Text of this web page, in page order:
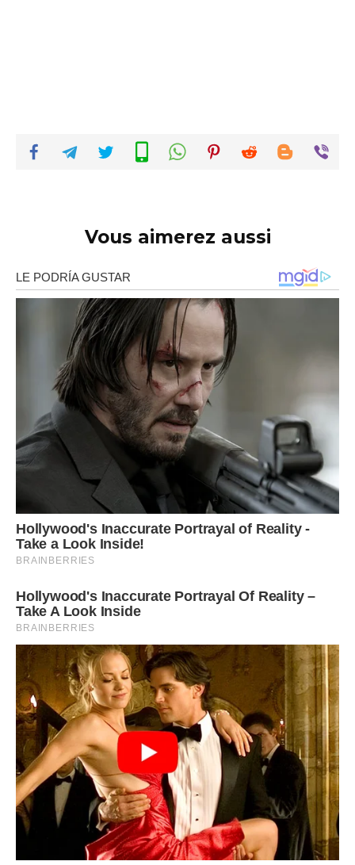
Vous aimerez aussi